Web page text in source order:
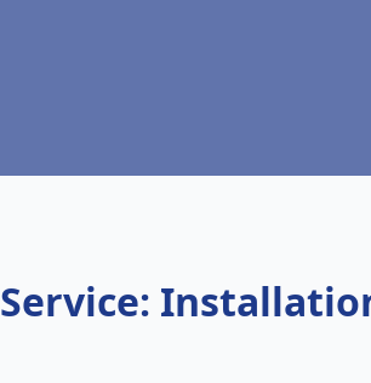
Service: